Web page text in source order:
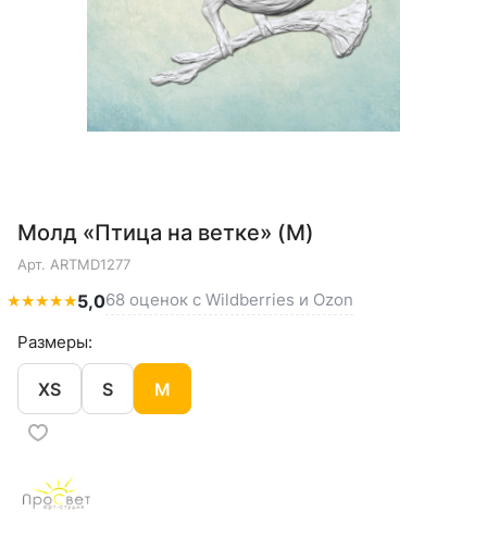
Молд «Птица на ветке» (M)
Арт. ARTMD1277
★★★★★5,068 оценок с Wildberries и Ozon
Размеры:
XS S M